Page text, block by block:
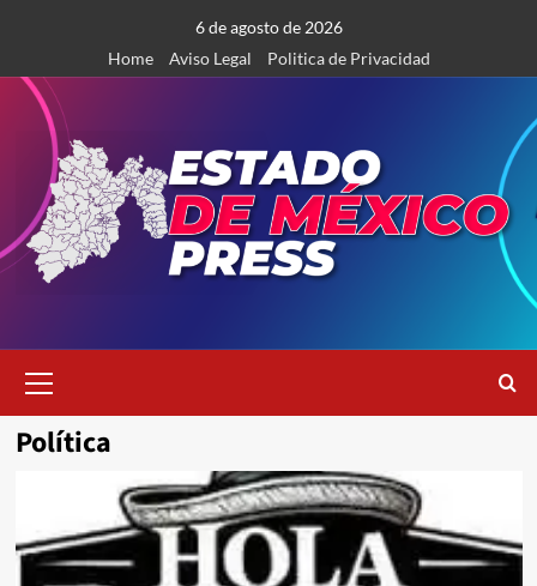
contenido
6 de agosto de 2026
Home
Aviso Legal Politica de Privacidad
primario
Política